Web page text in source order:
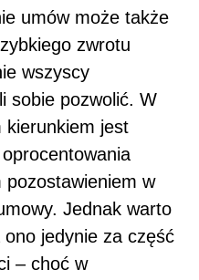
umów może także
zwrotu
wszyscy
sobie pozwolić. W
kierunkiem jest
w
Jednak warto
jedynie za część
– choć w